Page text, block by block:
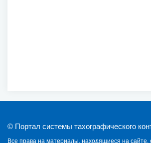
© Портал системы тахографического
Все права на материалы, находящиеся на сайте,